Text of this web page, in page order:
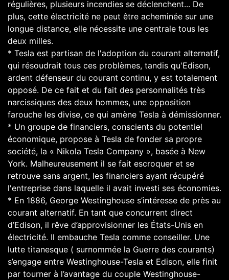
régulières, plusieurs incendies se déclenchent... De
plus, cette électricité ne peut être acheminée sur une
longue distance, elle nécessite une centrale tous les
deux milles.
* Tesla est partisan de l'adoption du courant alternatif,
qui résoudrait tous ces problèmes, tandis qu'Edison,
ardent défenseur du courant continu, y est totalement
opposé. De ce fait et du fait des personnalités très
narcissiques des deux hommes, une opposition
farouche les divise, ce qui amène Tesla à démissionner.
* Un groupe de financiers, conscients du potentiel
économique, propose à Tesla de fonder sa propre
société, la « Nikola Tesla Company », basée à New
York. Malheureusement il se fait escroquer et se
retrouve sans argent, les financiers ayant récupéré
l'entreprise dans laquelle il avait investi ses économies.
* En 1886, George Westinghouse s’intéresse de près au
courant alternatif. En tant que concurrent direct
d’Edison, il rêve d’approvisionner les États-Unis en
électricité. Il embauche Tesla comme conseiller. Une
lutte titanesque ( surnommée la Guerre des courants)
s’engage entre Westinghouse-Tesla et Edison, elle finit
par tourner à l’avantage du couple Westinghouse-